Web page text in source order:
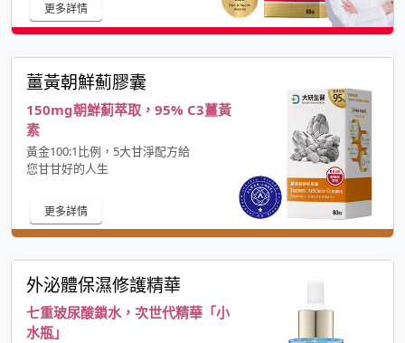
更多詳情
薑黃朝鮮薊膠囊
150mg朝鮮薊萃取，95% C3薑黃
素
黃金100:1比例，5大甘淨配方給
您甘甘好的人生
更多詳情
外泌體保濕修護精華
七重玻尿酸鎖水，次世代精華「小
水瓶」